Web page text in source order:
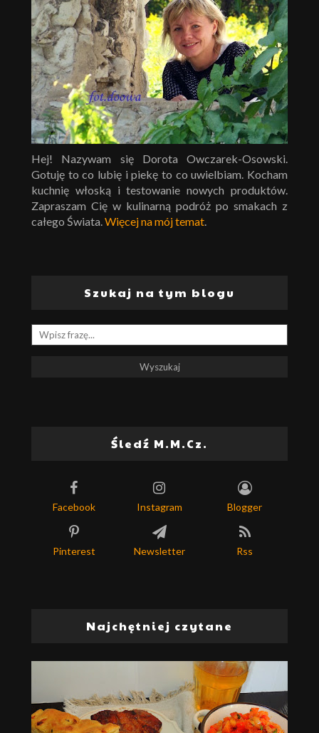
Hej! Nazywam się Dorota Owczarek-Osowski.
Gotuję to co lubię i piekę to co uwielbiam. Kocham
kuchnię włoską i testowanie nowych produktów.
Zapraszam Cię w kulinarną podróż po smakach z
całego Świata.Więcej na mój temat.
Szukaj na tym blogu
Śledź M.M.Cz.
Facebook Instagram Blogger
Pinterest Newsletter Rss
Najchętniej czytane